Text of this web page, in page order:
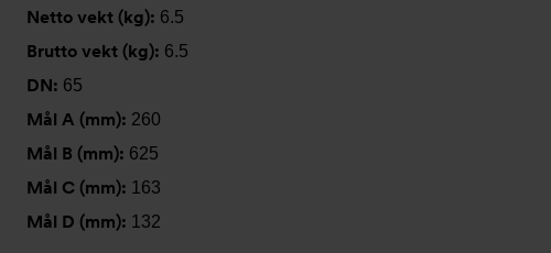
Netto vekt (kg): 6.5
Brutto vekt (kg): 6.5
DN: 65
Mål A (mm): 260
Mål B (mm): 625
Mål C (mm): 163
Mål D (mm): 132